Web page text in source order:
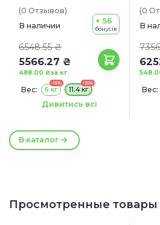
В каталог
(0 Отзывов)
В наличии
6548.55 ₴
5566.27 ₴
за кг
488.00 ₴
+ 56
бонусів
Вес:
-15%
6 кг
-15%
11.4 кг
Акция:Дивитись всі
(0
В
Вес:
Просмотренные товары